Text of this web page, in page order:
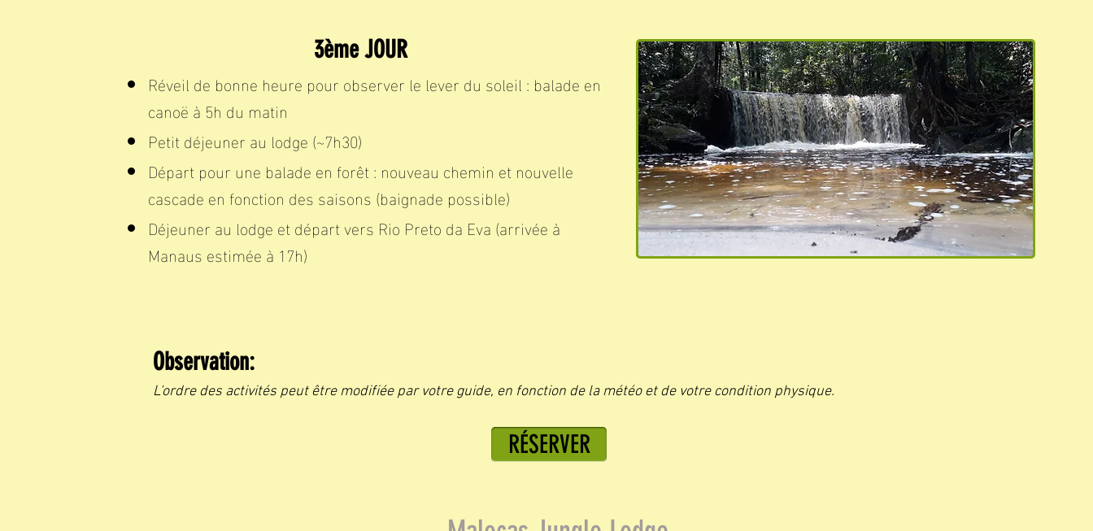
3ème JOUR
Réveil de bonne heure pour observer le lever du soleil : balade en
canoë à 5h du matin
Petit déjeuner au lodge (~7h30)
Départ pour une balade en forêt : nouveau chemin et nouvelle
cascade en fonction des saisons (baignade possible)
Déjeuner au lodge et départ vers Rio Preto da Eva (arrivée à
Manaus estimée à 17h)
Observation:
L'ordre des activités peut être modifiée par votre guide, en fonction de la météo et de votre condition physique.
RÉSERVER